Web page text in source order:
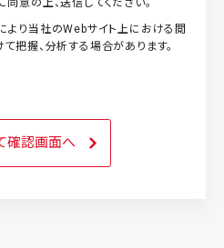
同意の上、送信してください。
より当社のWebサイト上における閲
把握、分析する場合があります。